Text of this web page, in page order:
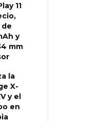
11
y
mm
la
X-
y el
en